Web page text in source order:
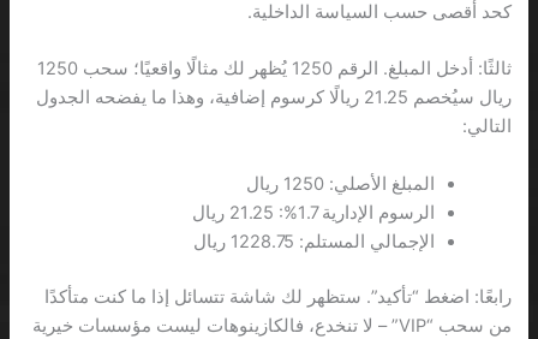
كحد أقصى حسب السياسة الداخلية.
ثالثًا: أدخل المبلغ. الرقم 1250 يُظهر لك مثالًا واقعيًا؛ سحب 1250
ريال سيُخصم 21.25 ريالًا كرسوم إضافية، وهذا ما يفضحه الجدول
التالي:
المبلغ الأصلي: 1250 ريال
الرسوم الإدارية 1.7%: 21.25 ريال
الإجمالي المستلم: 1228.75 ريال
رابعًا: اضغط “تأكيد”. ستظهر لك شاشة تتسائل إذا ما كنت متأكدًا
من سحب “VIP” – لا تنخدع، فالكازينوهات ليست مؤسسات خيرية